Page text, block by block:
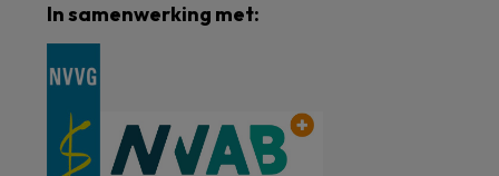
In samenwerking met: